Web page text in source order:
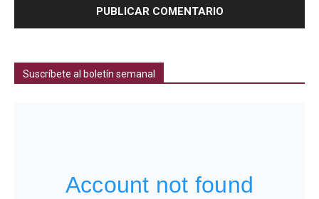
Suscríbete al boletín semanal